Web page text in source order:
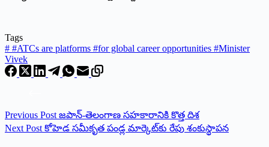
Tags
# #ATCs are platforms #for global career opportunities #Minister
Vivek
Previous Post జపాన్-తెలంగాణ సహకారానికి కొత్త దిశ
Next Post కోహెడ సమీకృత పండ్ల మార్కెట్‌కు రేపు శంకుస్థాపన